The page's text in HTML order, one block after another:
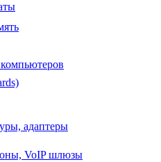
адаптеры
VoIP шлюзы